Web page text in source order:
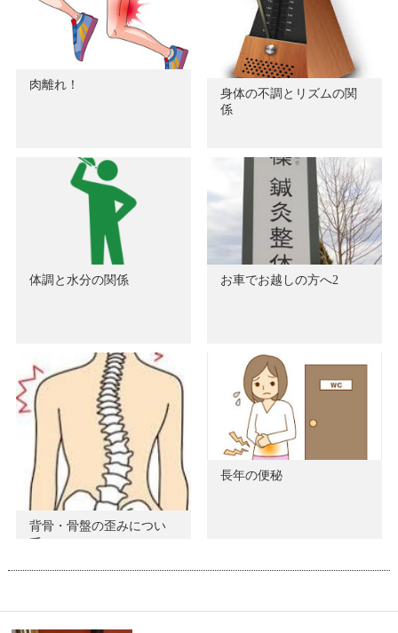
肉離れ！
身体の不調とリズムの関
係
体調と水分の関係 お車でお越しの方へ2
背骨・骨盤の歪みについ
て
長年の便秘